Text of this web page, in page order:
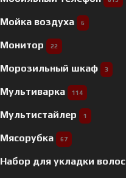
Мойка воздуха 6
Монитор 22
Морозильный шкаф 3
Мультиварка 114
Мультистайлер 1
Мясорубка 67
Набор для укладки волос